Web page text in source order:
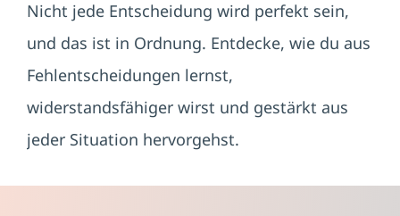
Nicht jede Entscheidung wird perfekt sein,
und das ist in Ordnung. Entdecke, wie du aus
Fehlentscheidungen lernst,
widerstandsfähiger wirst und gestärkt aus
jeder Situation hervorgehst.